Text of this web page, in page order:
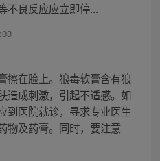
不良反应应立即停...
擦在脸上。狼毒软膏含有狼
造成刺激，引起不适感。如
到医院就诊，寻求专业医生
物及药膏。同时，要注意